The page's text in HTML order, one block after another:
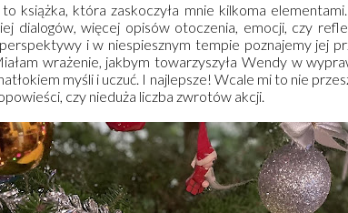
to książka, która zaskoczyła mnie kilkoma
dialogów, więcej opisów otoczenia, emocji, czy
i w niespiesznym tempie poznajemy jej
wrażenie, jakbym towarzyszyła Wendy w
myśli i uczuć. I najlepsze! Wcale mi to nie
czy nieduża liczba zwrotów akcji.